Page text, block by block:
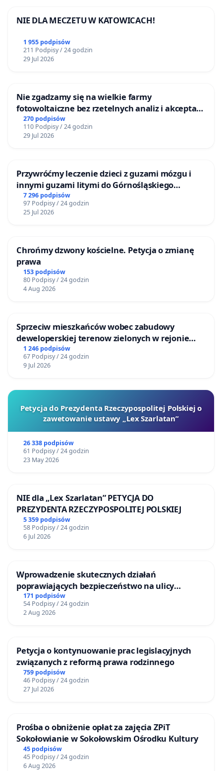
NIE DLA MECZETU W KATOWICACH!
1 955 podpisów
211 Podpisy / 24 godzin
29 Jul 2026
Nie zgadzamy się na wielkie farmy
fotowoltaiczne bez rzetelnych analiz i akceptacji
mieszkańców
270 podpisów
110 Podpisy / 24 godzin
29 Jul 2026
Przywróćmy leczenie dzieci z guzami mózgu i
innymi guzami litymi do Górnośląskiego
Centrum Zdrowia Dziecka w Katowicach
7 296 podpisów
97 Podpisy / 24 godzin
25 Jul 2026
Chrońmy dzwony kościelne. Petycja o zmianę
prawa
153 podpisów
80 Podpisy / 24 godzin
4 Aug 2026
Sprzeciw mieszkańców wobec zabudowy
deweloperskiej terenow zielonych w rejonie
Bulwarów Straceńskich w Bielsku-Białej
1 246 podpisów
67 Podpisy / 24 godzin
9 Jul 2026
Petycja do Prezydenta Rzeczypospolitej Polskiej o
zawetowanie ustawy „Lex Szarlatan”
26 338 podpisów
61 Podpisy / 24 godzin
23 May 2026
NIE dla „Lex Szarlatan” PETYCJA DO
PREZYDENTA RZECZYPOSPOLITEJ POLSKIEJ
5 359 podpisów
58 Podpisy / 24 godzin
6 Jul 2026
Wprowadzenie skutecznych działań
poprawiających bezpieczeństwo na ulicy
Żeromskiego w Otwocku
171 podpisów
54 Podpisy / 24 godzin
2 Aug 2026
Petycja o kontynuowanie prac legislacyjnych
związanych z reformą prawa rodzinnego
759 podpisów
46 Podpisy / 24 godzin
27 Jul 2026
Prośba o obniżenie opłat za zajęcia ZPiT
Sokołowianie w Sokołowskim Ośrodku Kultury
45 podpisów
45 Podpisy / 24 godzin
6 Aug 2026